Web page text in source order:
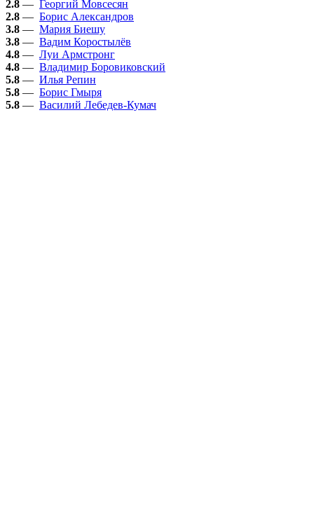
2.8 — Георгий Мовсесян
2.8 — Борис Александров
3.8 — Мария Биешу
3.8 — Вадим Коростылёв
4.8 — Луи Армстронг
4.8 — Владимир Боровиковский
5.8 — Илья Репин
5.8 — Борис Гмыря
5.8 — Василий Лебедев-Кумач